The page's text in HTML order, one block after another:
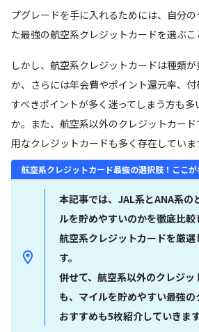
プグレードを手に入れるためには、自分
た最強の航空系クレジットカードを選ぶこ
しかし、航空系クレジットカードは種類
か、さらには年会費やポイント還元率、
すべきポイントが多く迷ってしまう方も多
か。また、航空系以外のクレジットカー
用なクレジットカードも多く存在していま
航空系クレジットカード最強の選択肢！ここが
本記事では、JAL系とANA系の
ルを貯めやすいのかを徹底比
航空系クレジットカードを厳選
す。
併せて、航空系以外のクレジッ
も、マイルを貯めやすい最強
おすすめも5枚紹介していきます